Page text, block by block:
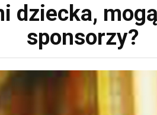
dziecka,
sponsorzy?